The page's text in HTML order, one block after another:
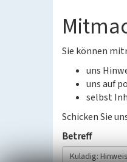
Sie können
uns
uns auf
selbst
Schicken Sie
Betreff